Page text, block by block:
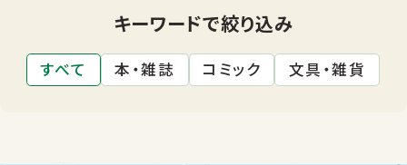
キーワードで絞り込み
すべて 本・雑誌 コミック 文具・雑貨